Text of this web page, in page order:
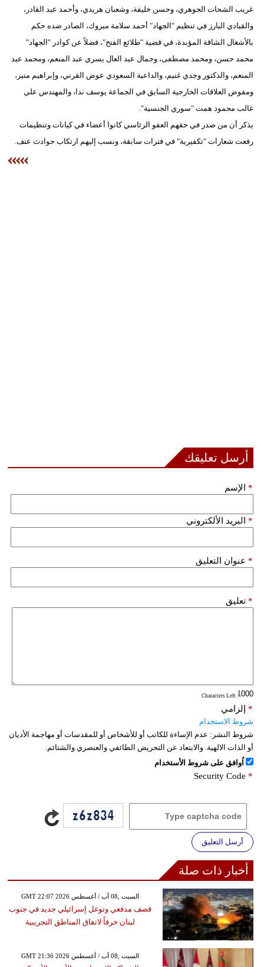
غريب الشحات الجوهري، وحسن خليفة، وشعبان هريدي، وأحمد عبد القادر،
والقيادي البارز في تنظيم "الجهاد" أحمد سلامة مبروك، الصادر ضده حكم
بالأشغال الشاقة المؤبدة، في قضية "طلائع الفتح"، فضلاً عن كوادر "الجهاد"
محمد حسن، ومحمد مصطفى، وجمال عبد العال يسري عبد المنعم، ومحمد عبد
المنعم، والدكتور وجدي غنيم، والداعية السعودي عوض القرني، وإبراهيم منير،
ومفوض العلاقات الخارجية السابق في الجماعة يوسف ندا، والمهندس علي
غالب محمود همت "سوري الجنسية".
يذكر أن من صدر في حقهم العفو الرئاسي كانوا أعضاء في كيانات وتنظيمات
رفعت شعارات "تكفيرية" في فترات سابقة، ونسب إليهم ارتكاب حوادث عنف.
أرسل تعليقك
الإسم *
البريد الألكتروني *
عنوان التعليق *
تعليق *
: Characters Left
إلزامي *
شروط الاستخدام
شروط النشر: عدم الإساءة للكاتب أو للأشخاص أو للمقدسات أو مهاجمة الأديان
أو الذات الالهية. والابتعاد عن التحريض الطائفي والعنصري والشتائم.
اُوافق على شروط الأستخدام
Security Code *
أرسل التعليق
أخبار ذات صلة
GMT 22:07 2026 السبت ,08 آب / أغسطس
قصف مدفعي وتوغل إسرائيلي جديد في جنوب
لبنان خرقاً لاتفاق المناطق التجريبية
GMT 21:36 2026 السبت ,08 آب / أغسطس